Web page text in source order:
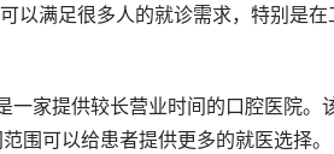
以满足很多人的就诊需求，特别是在
围可以给患者提供更多的就医选择。